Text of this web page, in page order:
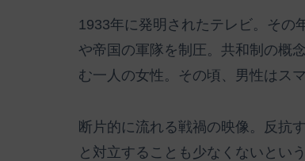
1933年に発明されたテレビ。その
や帝国の軍隊を制圧。共和制の概
む一人の女性。その頃、男性はス
断片的に流れる戦禍の映像。反抗
と対立することも少なくないとい